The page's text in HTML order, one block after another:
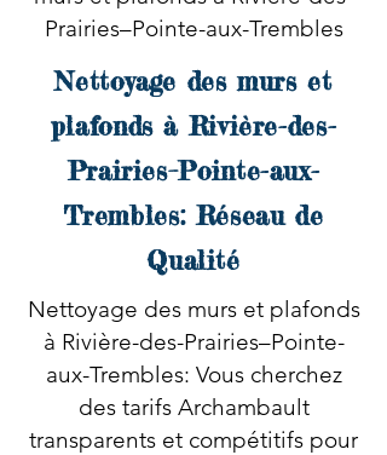
Prairies–Pointe-aux-Trembles
Nettoyage des murs et
plafonds à Rivière-des-
Prairies–Pointe-aux-
Trembles: Réseau de
Qualité
Nettoyage des murs et plafonds
à Rivière-des-Prairies–Pointe-
aux-Trembles: Vous cherchez
des tarifs Archambault
transparents et compétitifs pour